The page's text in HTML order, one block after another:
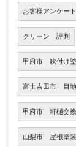
お客様アンケート
クリーン 評判
甲府市 吹付け
富士吉田市 目
甲府市 軒樋交換
山梨市 屋根塗装